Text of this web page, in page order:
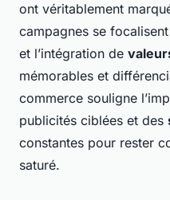
ont véritablement
campagnes se
et l’intégration de
mémorables et
commerce souligne
publicités ciblées et des
constantes pour rester
saturé.